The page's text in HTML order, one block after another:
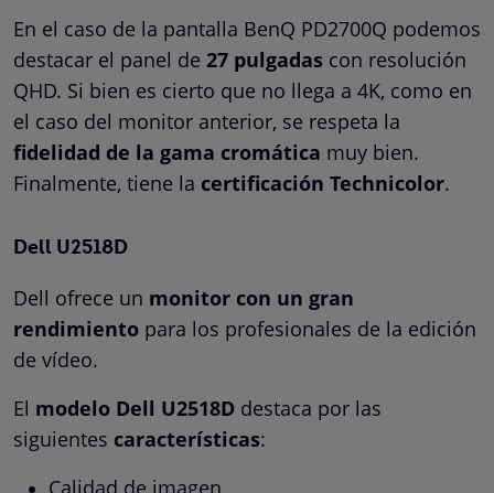
En el caso de la pantalla BenQ PD2700Q podemos
destacar el panel de 27 pulgadas con resolución
QHD. Si bien es cierto que no llega a 4K, como en
el caso del monitor anterior, se respeta la
fidelidad de la gama cromática muy bien.
Finalmente, tiene la certificación Technicolor.
Dell U2518D
Dell ofrece un monitor con un gran
rendimiento para los profesionales de la edición
de vídeo.
El modelo Dell U2518D destaca por las
siguientes características:
Calidad de imagen